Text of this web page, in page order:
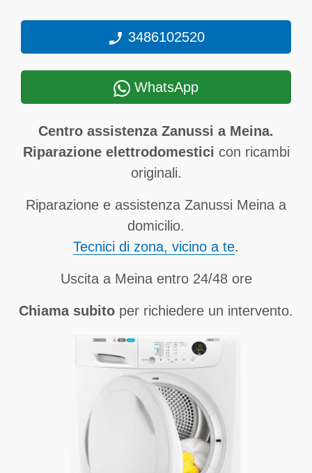
3486102520
WhatsApp
Centro assistenza Zanussi a Meina.
Riparazione elettrodomestici con ricambi
originali.
Riparazione e assistenza Zanussi Meina a
domicilio.
Tecnici di zona, vicino a te.
Uscita a Meina entro 24/48 ore
Chiama subito per richiedere un intervento.